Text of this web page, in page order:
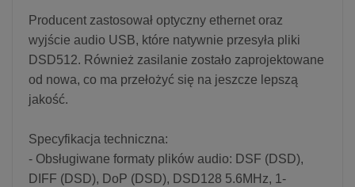
Producent zastosował optyczny ethernet oraz
wyjście audio USB, które natywnie przesyła pliki
DSD512. Również zasilanie zostało zaprojektowane
od nowa, co ma przełożyć się na jeszcze lepszą
jakość.
Specyfikacja techniczna:
- Obsługiwane formaty plików audio: DSF (DSD),
DIFF (DSD), DoP (DSD), DSD128 5.6MHz, 1-